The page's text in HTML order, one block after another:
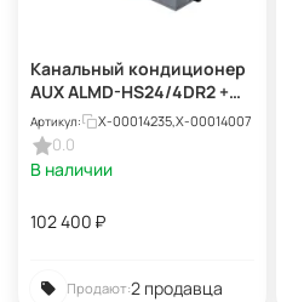
Канальный кондиционер
AUX ALMD-HS24/4DR2 +
AL-HS24/4DR2(U)
Артикул: X-00014235,X-00014007
0.0
В наличии
102 400 ₽
Продают:2 продавца